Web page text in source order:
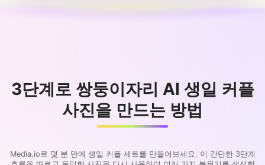
3단계로 쌍둥이자리 AI 생일 커플
사진을 만드는 방법
Media.io로 몇 분 만에 생일 커플 세트를 만들어보세요. 이 간단한 3단계